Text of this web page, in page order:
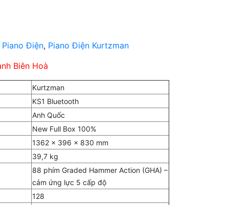
Điện, Piano Điện Kurtzman
Biên Hoà
Kurtzman
KS1 Bluetooth
Anh Quốc
New Full Box 100%
1362 x 396 x 830 mm
39,7 kg
88 phím Graded Hammer Action (GHA) –
cảm ứng lực 5 cấp độ
128